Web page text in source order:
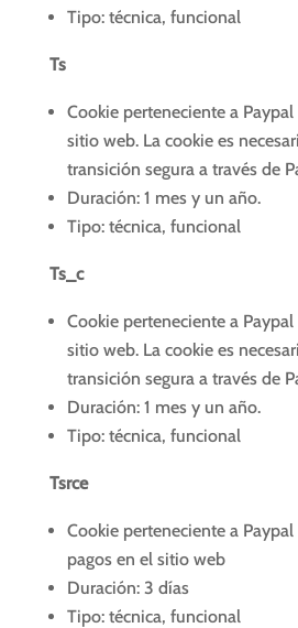
Tipo: técnica, funcional
Ts
Cookie perteneciente a
sitio web. La cookie es
transición segura a través de
Duración: 1 mes y un año.
Tipo: técnica, funcional
Ts_c
Cookie perteneciente a
sitio web. La cookie es
transición segura a través de
Duración: 1 mes y un año.
Tipo: técnica, funcional
Tsrce
Cookie perteneciente a
pagos en el sitio web
Duración: 3 días
Tipo: técnica, funcional